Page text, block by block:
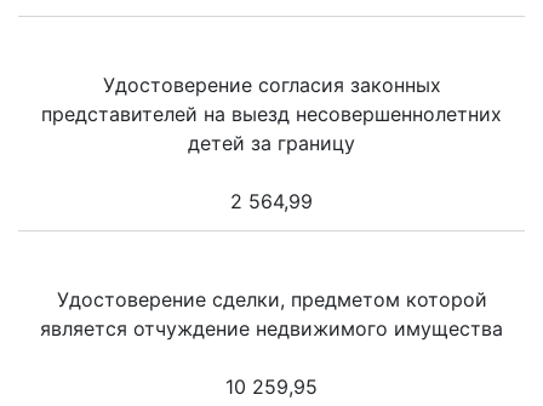
Удостоверение согласия законных
представителей на выезд несовершеннолетних
детей за границу
2 564,99
Удостоверение сделки, предметом которой
является отчуждение недвижимого имущества
10 259,95